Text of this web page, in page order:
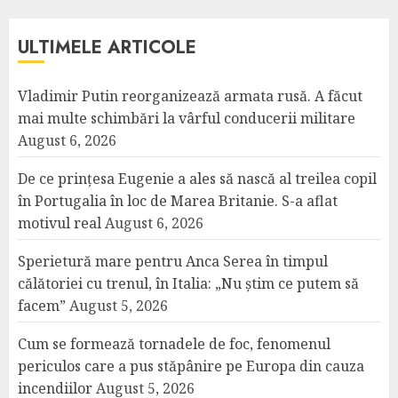
ULTIMELE ARTICOLE
Vladimir Putin reorganizează armata rusă. A făcut
mai multe schimbări la vârful conducerii militare
August 6, 2026
De ce prințesa Eugenie a ales să nască al treilea copil
în Portugalia în loc de Marea Britanie. S-a aflat
motivul realAugust 6, 2026
Sperietură mare pentru Anca Serea în timpul
călătoriei cu trenul, în Italia: „Nu știm ce putem să
facem” August 5, 2026
Cum se formează tornadele de foc, fenomenul
periculos care a pus stăpânire pe Europa din cauza
incendiilorAugust 5, 2026